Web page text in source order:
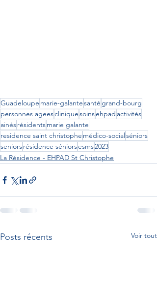
Guadeloupe marie-galantesanté grand-bourg
personnes ageescliniquesoinsehpad activités
ainésrésidentsmarie galante
residence saint christophe médico-socialséniors
seniorsrésidence séniorsesms2023
La Résidence - EHPAD St Christophe
Posts récents Voir tout